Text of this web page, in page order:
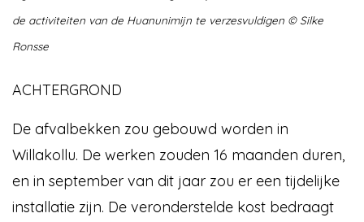
de activiteiten van de Huanunimijn te verzesvuldigen © Silke
Ronsse
ACHTERGROND
De afvalbekken zou gebouwd worden in
Willakollu. De werken zouden 16 maanden duren,
en in september van dit jaar zou er een tijdelijke
installatie zijn. De veronderstelde kost bedraagt